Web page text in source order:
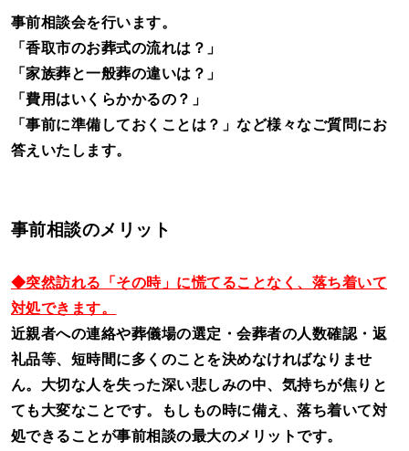
事前相談会を行います。
「香取市のお葬式の流れは？」
「家族葬と一般葬の違いは？」
「費用はいくらかかるの？」
「事前に準備しておくことは？」など様々なご質問にお
答えいたします。
事前相談のメリット
◆突然訪れる「その時」に慌てることなく、落ち着いて
対処できます。
近親者への連絡や葬儀場の選定・会葬者の人数確認・返
礼品等、短時間に多くのことを決めなければなりませ
ん。大切な人を失った深い悲しみの中、気持ちが焦りと
ても大変なことです。もしもの時に備え、落ち着いて対
処できることが事前相談の最大のメリットです。